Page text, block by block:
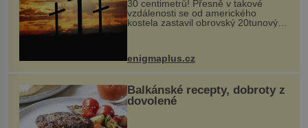
30 centimetrů! Přesně v takové
vzdálenosti se od amerického
kostela zastavil obrovský 20tunový
...
enigmaplus.cz
Balkánské recepty, dobroty z
dovolené